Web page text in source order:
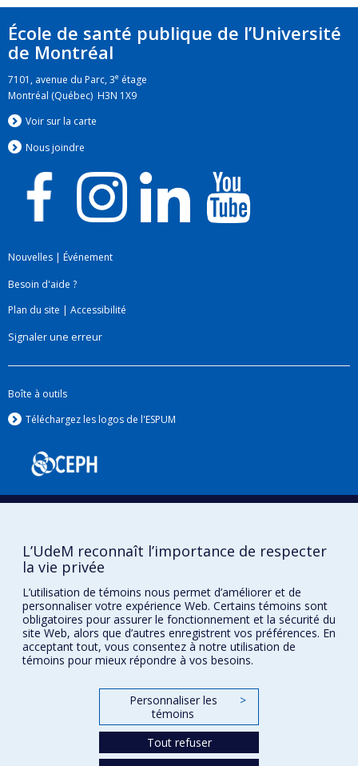
École de santé publique de l’Université
de Montréal
7101, avenue du Parc, 3e étage
Montréal (Québec) H3N 1X9
Voir sur la carte
Nous joindre
Nouvelles | Événement
Besoin d'aide ?
Plan du site | Accessibilité
Signaler une erreur
Boîte à outils
Téléchargez les logos de l'ESPUM
Confidentialité
Conditions d’utilisation
Paramètres des témoins
Université de
Montréal
L’UdeM reconnaît l’importance de respecter
la vie privée
L’utilisation de témoins nous permet d’améliorer et de
personnaliser votre expérience Web. Certains témoins sont
obligatoires pour assurer le fonctionnement et la sécurité du
site Web, alors que d’autres enregistrent vos préférences. En
acceptant tout, vous consentez à notre utilisation de
témoins pour mieux répondre à vos besoins.
Personnaliser les
témoins
>
Tout refuser